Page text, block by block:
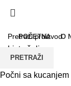
POČETNA O
Lista želja
Meni
PRETRAŽI
Počni sa